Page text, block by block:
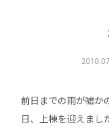
前日までの雨が嘘か
日、上棟を迎えまし